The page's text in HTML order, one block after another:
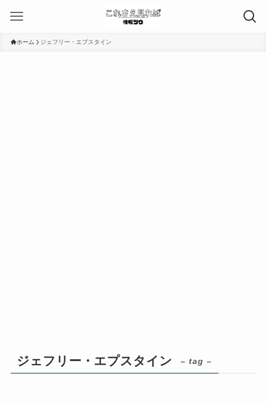
ホーム ジェフリー・エプスタイン
ジェフリー・エプスタイン – tag –